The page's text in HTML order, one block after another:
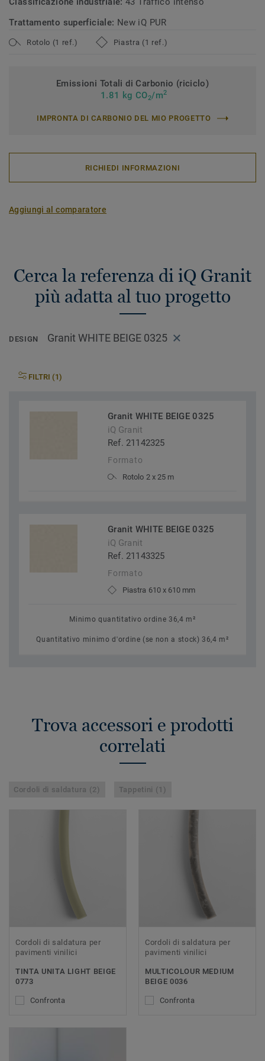
Trattamento superficiale: New iQ PUR
Rotolo (1 ref.) Piastra (1 ref.)
Emissioni Totali di Carbonio (riciclo)
1.81 kg CO2/m2
IMPRONTA DI CARBONIO DEL MIO PROGETTO
RICHIEDI INFORMAZIONI
Aggiungi al comparatore
Cerca la referenza di iQ Granit
più adatta al tuo progetto
DESIGN Granit WHITE BEIGE 0325
FILTRI (1)
Granit WHITE BEIGE 0325
iQ Granit
Ref. 21142325
Formato
Rotolo 2 x 25 m
Granit WHITE BEIGE 0325
iQ Granit
Ref. 21143325
Formato
Piastra 610 x 610 mm
Minimo quantitativo ordine 36,4 m²
Quantitativo minimo d'ordine (se non a stock) 36,4 m²
Trova accessori e prodotti
correlati
Cordoli di saldatura (2) Tappetini (1)
Cordoli di saldatura per
pavimenti vinilici
TINTA UNITA LIGHT BEIGE
0773
Confronta
Cordoli di saldatura per
pavimenti vinilici
MULTICOLOUR MEDIUM
BEIGE 0036
Confronta